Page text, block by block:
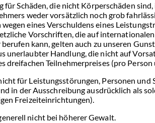
Schäden, die nicht Körperschäden
weder vorsätzlich noch grob
eines Verschuldens eines
Vorschriften, die auf
kann, gelten auch zu unseren
unerlaubter Handlung, die nicht auf
dreifachen Teilnehmerpreises (pro
für Leistungsstörungen, Personen
in der Ausschreibung ausdrücklich als
Freizeiteinrichtungen).
nicht bei höherer Gewalt.